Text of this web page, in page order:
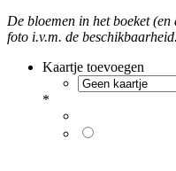
De bloemen in het boeket
foto i.v.m. de beschikbaarheid.
Kaartje toevoegen
*